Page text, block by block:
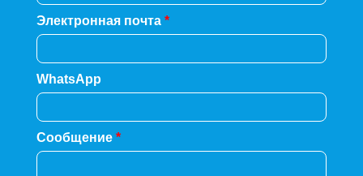
Электронная почта *
WhatsApp
Сообщение *